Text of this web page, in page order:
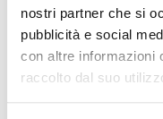
nostri partner che si
pubblicità e social
con altre informazioni
raccolto dal suo
di Victor von
organizzato da
Dettagli: